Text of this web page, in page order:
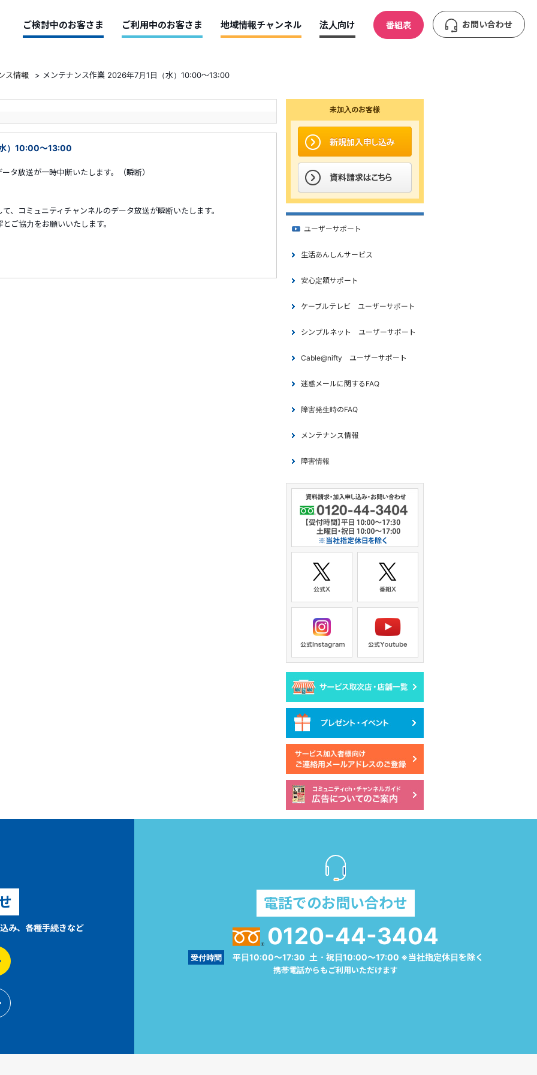
ご検討中のお客さま ご利用中のお客さま 地域情報チャンネル 法人向け 番組表 お問い合わせ
ス情報 > メンテナンス作業 2026年7月1日（水）10:00～13:00
）10:00～13:00
タ放送が一時中断いたします。（瞬断）
、コミュニティチャンネルのデータ放送が瞬断いたします。
ご協力をお願いいたします。
未加入のお客様
ユーザーサポート
生活あんしんサービス
安心定額サポート
ケーブルテレビ ユーザーサポート
シンプルネット ユーザーサポート
Cable@nifty ユーザーサポート
迷惑メールに関するFAQ
障害発生時のFAQ
メンテナンス情報
障害情報
み、各種手続きなど
電話でのお問い合わせ
0120-44-3404
受付時間 平日10:00～17:30 土・祝日10:00～17:00 ※当社指定休日を除く
携帯電話からもご利用いただけます